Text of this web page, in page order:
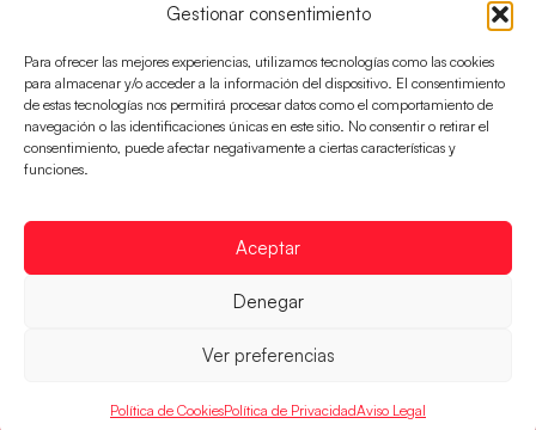
Gestionar consentimiento
Para ofrecer las mejores experiencias, utilizamos tecnologías como las cookies
para almacenar y/o acceder a la información del dispositivo. El consentimiento
de estas tecnologías nos permitirá procesar datos como el comportamiento de
navegación o las identificaciones únicas en este sitio. No consentir o retirar el
consentimiento, puede afectar negativamente a ciertas características y
funciones.
Aceptar
Denegar
Ver preferencias
Política de CookiesPolítica de PrivacidadAviso Legal
Un clásico ante Francia para buscar el
billete a semifinales del EHF EURO 2026
cuartos de final, este jueves a las 17:00h.
LEER MÁS